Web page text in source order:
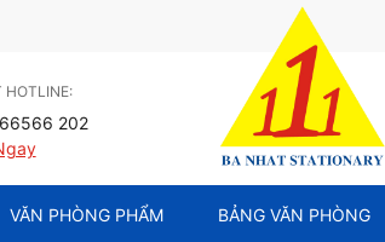
HOTLINE:
202
VĂN PHÒNG PHẨM BẢNG VĂN PHÒNG